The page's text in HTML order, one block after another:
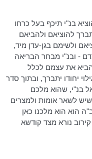
בנ"י תיכף בעל כרחו
להוציאם ולהביאם
ולשימם בגן-עדן מיד,
- ובנ"י מבחר הבריאה
את עצמם לכלל
יחודו יתברך, ובתוך סדר
בנ"י, שהוא מלכם
לשאר אומות ולמצרים
הוא הוא מלכנו כאן
נורא מצד קודשא